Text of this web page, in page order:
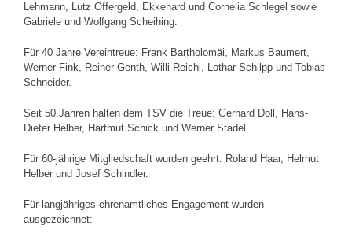
Lehmann, Lutz Offergeld, Ekkehard und Cornelia Schlegel sowie
Gabriele und Wolfgang Scheihing.
Für 40 Jahre Vereintreue: Frank Bartholomäi, Markus Baumert,
Werner Fink, Reiner Genth, Willi Reichl, Lothar Schilpp und Tobias
Schneider.
Seit 50 Jahren halten dem TSV die Treue: Gerhard Doll, Hans-
Dieter Helber, Hartmut Schick und Werner Stadel
Für 60-jährige Mitgliedschaft wurden geehrt: Roland Haar, Helmut
Helber und Josef Schindler.
Für langjähriges ehrenamtliches Engagement wurden
ausgezeichnet: